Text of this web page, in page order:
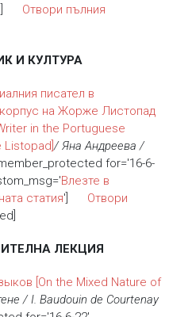
Отвори пълния
И КУЛТУРА
писател в
корпус на Жорже Листопад
in the Portuguese
Listopad]/ Яна Андреева /
for='16-6-
Влезте в
статия']
Отвори
ЛЕКЦИЯ
[On the Mixed Nature of
/ I. Baudouin de Courtenay